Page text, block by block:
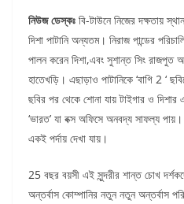
নিউজ ডেস্কঃ বি-টাউনে নিজের দক্ষতায়
দিশা পাটানি অন্যতম। নিরাজ পান্ডের
পালন করেন দিশা,এবং সুশান্ত সিং রাজপুত
হাতেখড়ি। এছাড়াও পাটানিকে ‘বাগি 2 ‘
ছবির পর থেকে শোনা যায় টাইগার ও দিশার
‘ভারত’ যা বক্স অফিসে অনবদ্য সাফল্য পায়।
একই পর্দায় দেখা যায়।
25 বছর বয়সী এই সুন্দরীর শান্ত চোখ
অন্তর্বাস কোম্পানির নতুন নতুন অন্তর্বাস